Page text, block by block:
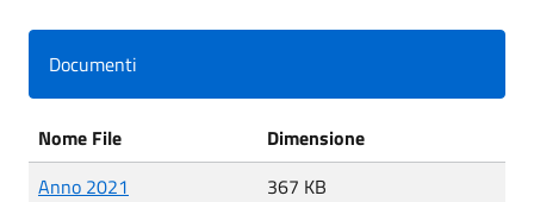
Documenti
Nome File
Dimensione
Anno 2021
367 KB